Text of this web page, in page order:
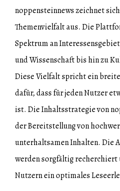
noppensteinnews zeichnet
Themenvielfalt aus. Die
Spektrum an
und Wissenschaft bis hin zu
Diese Vielfalt spricht ein
dafür, dass für jeden Nutzer
ist. Die Inhaltsstrategie von
der Bereitstellung von
unterhaltsamen Inhalten. Die
werden sorgfältig
Nutzern ein optimales